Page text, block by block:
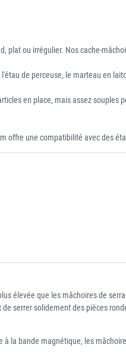
ou irrégulier. Nos cache-
de perceuse, le marteau en
en place, mais assez souples
offre une compatibilité avec des
élevée que les mâchoires de
serrer solidement des pièces
la bande magnétique, les